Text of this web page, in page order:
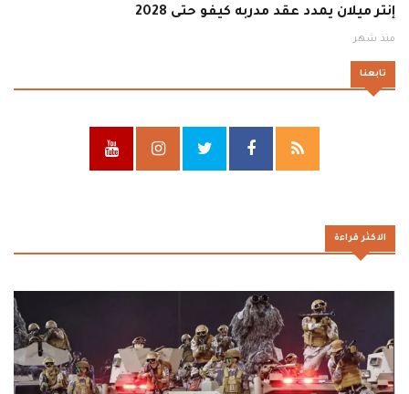
إنتر ميلان يمدد عقد مدربه كيفو حتى 2028
منذ شهر
تابعنا
الاكثر قراءة